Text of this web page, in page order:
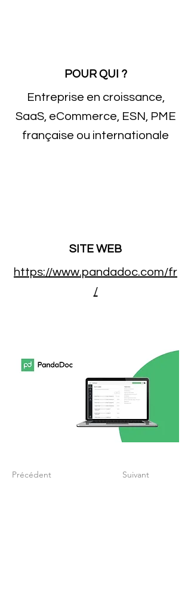
POUR QUI ?
Entreprise en croissance,
SaaS, eCommerce, ESN, PME
française ou internationale
SITE WEB
https://www.pandadoc.com/fr
/
Précédent Suivant